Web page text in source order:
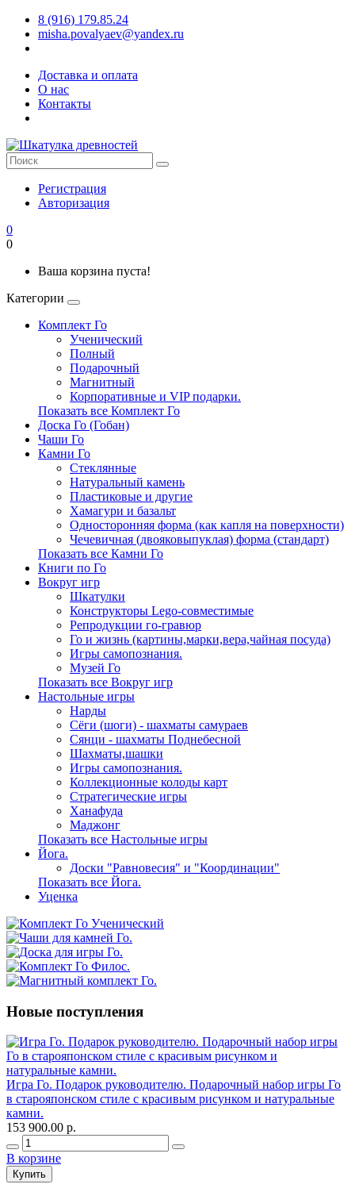
8 (916) 179.85.24
misha.povalyaev@yandex.ru
Доставка и оплата
О нас
Контакты
Регистрация
Авторизация
0
0
Ваша корзина пуста!
Категории
Комплект Го
Ученический
Полный
Подарочный
Магнитный
Корпоративные и VIP подарки.
Показать все Комплект Го
Доска Го (Гобан)
Чаши Го
Камни Го
Стеклянные
Натуральный камень
Пластиковые и другие
Хамагури и базальт
Односторонняя форма (как капля на поверхности)
Чечевичная (двояковыпуклая) форма (стандарт)
Показать все Камни Го
Книги по Го
Вокруг игр
Шкатулки
Конструкторы Lego-совместимые
Репродукции го-гравюр
Го и жизнь (картины,марки,вера,чайная посуда)
Игры самопознания.
Музей Го
Показать все Вокруг игр
Настольные игры
Нарды
Сёги (шоги) - шахматы самураев
Сянци - шахматы Поднебесной
Шахматы,шашки
Игры самопознания.
Коллекционные колоды карт
Стратегические игры
Ханафуда
Маджонг
Показать все Настольные игры
Йога.
Доски "Равновесия" и "Координации"
Показать все Йога.
Уценка
Новые поступления
Игра Го. Подарок руководителю. Подарочный набор игры Го
в старояпонском стиле c красивым рисунком и натуральные
камни.
153 900.00 р.
В корзине
Купить